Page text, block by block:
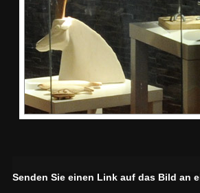
Senden Sie einen Link auf das Bild an